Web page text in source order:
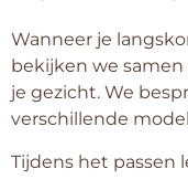
Wanneer je
bekijken we
je gezicht. We
verschillende
Tijdens het passen